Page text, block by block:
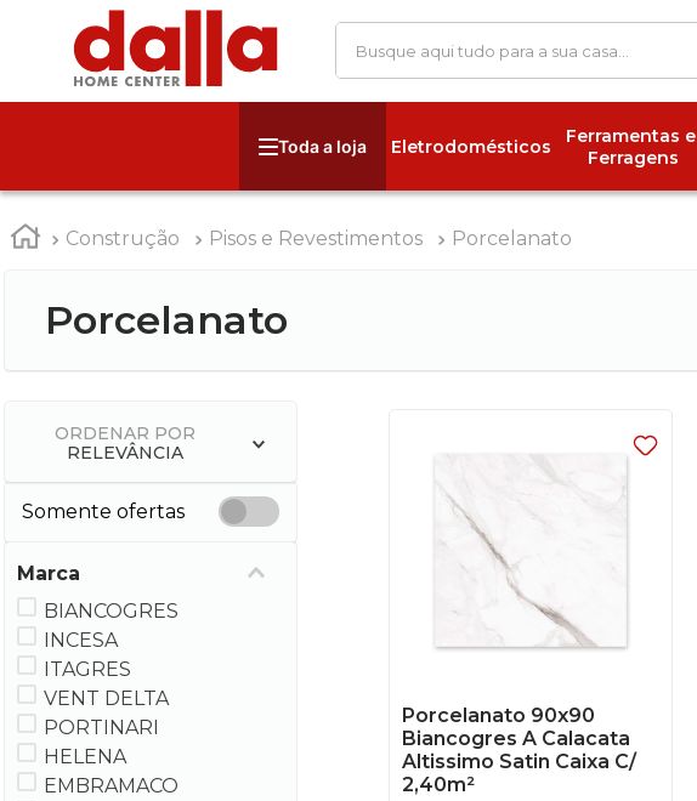
Busque aqui tudo para a sua casa...
Eletrodomésticos
Ferramentas e
Ferragens
Construção Pisos e Revestimentos Porcelanato
Porcelanato
ORDENAR POR
RELEVÂNCIA
Somente ofertas
Marca
BIANCOGRES
INCESA
ITAGRES
VENT DELTA
PORTINARI
HELENA
EMBRAMACO
Porcelanato 90x90
Biancogres A Calacata
Altissimo Satin Caixa C/
2,40m²